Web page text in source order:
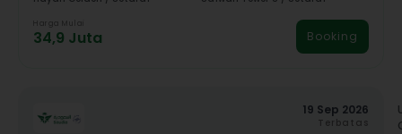
Harga Mulai
34,9 Juta Booking
19 Sep 2026
Terbatas